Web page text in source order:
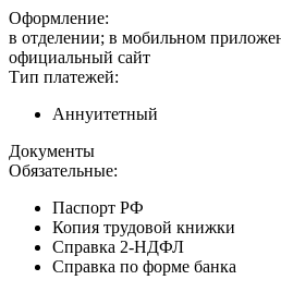
Оформление:
в отделении; в мобильном
официальный сайт
Тип платежей:
Аннуитетный
Документы
Обязательные:
Паспорт РФ
Копия трудовой книжки
Справка 2-НДФЛ
Справка по форме банка